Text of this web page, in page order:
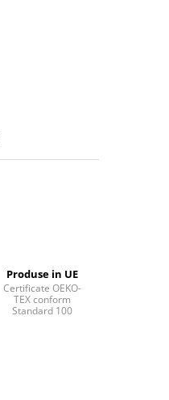
Produse in UE
Certificate OEKO-
TEX conform
Standard 100